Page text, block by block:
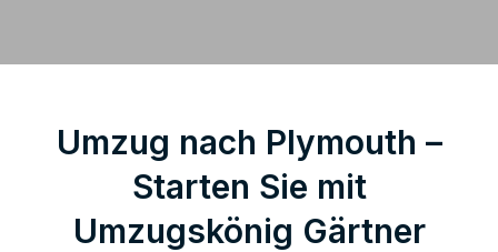
Umzug nach Plymouth –
Starten Sie mit
Umzugskönig Gärtner